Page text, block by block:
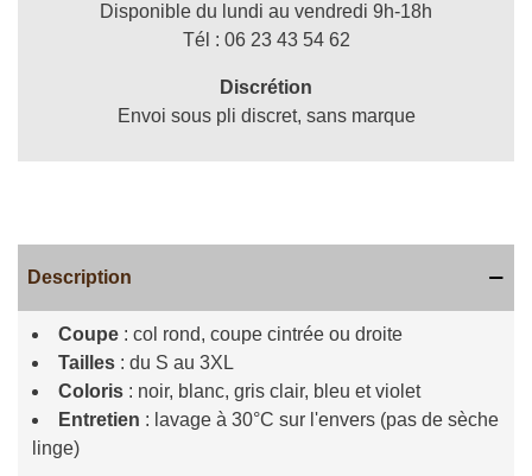
Disponible du lundi au vendredi 9h-18h
Tél : 06 23 43 54 62
Discrétion
Envoi sous pli discret, sans marque
Description
Coupe : col rond, coupe cintrée ou droite
Tailles : du S au 3XL
Coloris : noir, blanc, gris clair, bleu et violet
Entretien : lavage à 30°C sur l'envers (pas de sèche
linge)